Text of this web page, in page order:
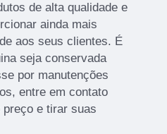
de alta qualidade e
ainda mais
aos seus clientes. É
seja conservada
por manutenções
entre em contato
e tirar suas